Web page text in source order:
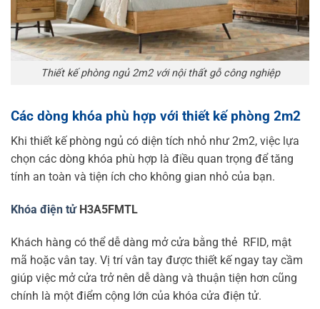
Thiết kế phòng ngủ 2m2 với nội thất gỗ công nghiệp
Các dòng khóa phù hợp với thiết kế phòng 2m2
Khi thiết kế phòng ngủ có diện tích nhỏ như 2m2, việc lựa
chọn các dòng khóa phù hợp là điều quan trọng để tăng
tính an toàn và tiện ích cho không gian nhỏ của bạn.
Khóa điện tửH3A5FMTL
Khách hàng có thể dễ dàng mở cửa bằng thẻ RFID, mật
mã hoặc vân tay. Vị trí vân tay được thiết kế ngay tay cầm
giúp việc mở cửa trở nên dễ dàng và thuận tiện hơn cũng
chính là một điểm cộng lớn của khóa cửa điện tử.